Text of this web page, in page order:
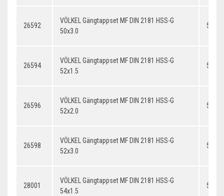
26592
VÖLKEL Gängtappset MF DIN 2181 HSS-G
50x3.0
26594
VÖLKEL Gängtappset MF DIN 2181 HSS-G
52x1.5
26596
VÖLKEL Gängtappset MF DIN 2181 HSS-G
52x2.0
26598
VÖLKEL Gängtappset MF DIN 2181 HSS-G
52x3.0
28001
VÖLKEL Gängtappset MF DIN 2181 HSS-G
54x1.5